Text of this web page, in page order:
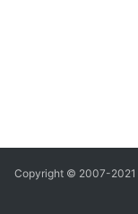
Copyright © 2007-2021